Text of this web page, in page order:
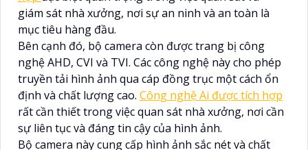
giám sát nhà xưởng, nơi sự an ninh và an toàn là
mục tiêu hàng đầu.
Bên cạnh đó, bộ camera còn được trang bị công
nghệ AHD, CVI và TVI. Các công nghệ này cho phép
truyền tải hình ảnh qua cáp đồng trục một cách ổn
định và chất lượng cao. Công nghệ Ai được tích hợp
rất cần thiết trong việc quan sát nhà xưởng, nơi cần
sự liên tục và đáng tin cậy của hình ảnh.
Bộ camera này cung cấp hình ảnh sắc nét và chất